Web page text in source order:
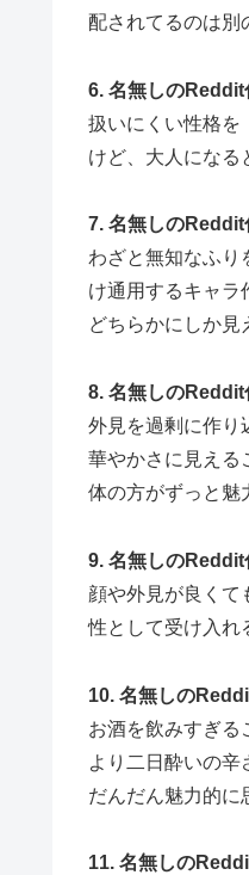
配されてるのは別
6. 名無しのReddit
扱いにくい性格を
けど、大人になる
7. 名無しのReddit
わざと無知なふり
け通用するキャラ
どちらかにしか見
8. 名無しのReddit
外見を過剰に作
華やかさに見える
体の方がずっと魅
9. 名無しのReddit
顔や外見が良くて
性として受け入れ
10. 名無しの
お酒を飲みすぎる
より二日酔いの辛
だんだん魅力的に
11. 名無しの